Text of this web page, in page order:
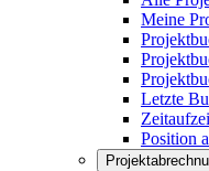
Meine
Letzte
Position